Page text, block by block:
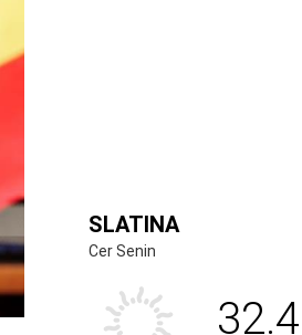
SLATINA
Cer Senin
32.4